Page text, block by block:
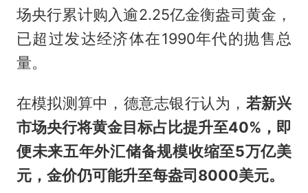
场央行累计购入逾2.25亿金衡盎司黄金，
已超过发达经济体在1990年代的抛售总
量。
在模拟测算中，德意志银行认为， 若新兴
市场央行将黄金目标占比提升至40%，即
便未来五年外汇储备规模收缩至5万亿美
元，金价仍可能升至每盎司8000美元。